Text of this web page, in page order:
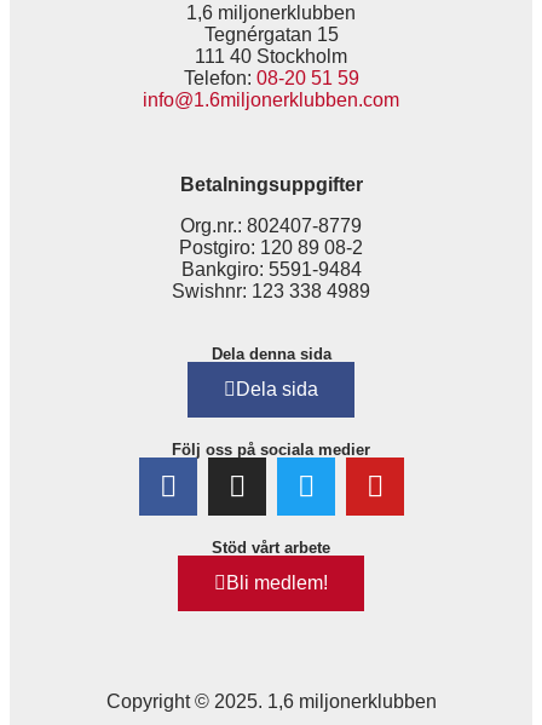
1,6 miljonerklubben
Tegnérgatan 15
111 40 Stockholm
Telefon: 08-20 51 59
info@1.6miljonerklubben.com
Betalningsuppgifter
Org.nr.: 802407-8779
Postgiro: 120 89 08-2
Bankgiro: 5591-9484
Swishnr: 123 338 4989
Dela denna sida
Dela sida
Följ oss på sociala medier
Stöd vårt arbete
Bli medlem!
Copyright © 2025. 1,6 miljonerklubben